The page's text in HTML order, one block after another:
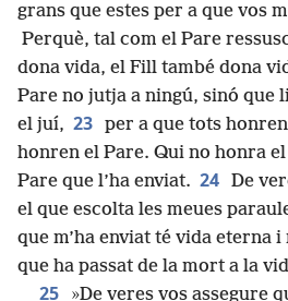
grans que estes per a que vos
Perquè, tal com el Pare
dona vida, el Fill també dona
Pare no jutja a ningú, sinó que
el juí, 23 per a que tots
honren el Pare. Qui no honra
Pare que l’ha enviat. 24 De
el que escolta les meues
que m’ha enviat té vida eterna
que ha passat de la mort a la
25
»De veres vos assegure